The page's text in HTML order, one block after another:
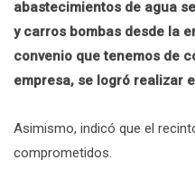
abastecimientos de agua
y carros bombas desde la
convenio que tenemos de
empresa, se logró realizar
Asimismo, indicó que el
comprometidos.